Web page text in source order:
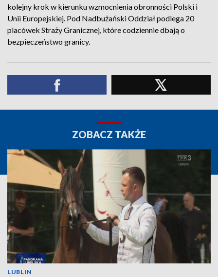
kolejny krok w kierunku wzmocnienia obronności Polski i
Unii Europejskiej. Pod Nadbużański Oddział podlega 20
placówek Straży Granicznej, które codziennie dbają o
bezpieczeństwo granicy.
ZOBACZ TAKŻE
LUBLIN